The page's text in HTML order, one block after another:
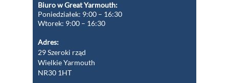
Biuro w Great Yarmouth:
Poniedziałek: 9:00 – 16:30
Wtorek: 9:00 – 16:30
Adres:
29 Szeroki rząd
Wielkie Yarmouth
NR30 1HT